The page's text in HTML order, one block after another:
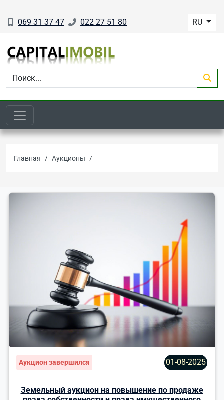
069 31 37 47 022 27 51 80 RU
Аукционы недвижимости.
Главная Аукционы
Аукцион завершился 01-08-2025
Земельный аукцион на повышение по продаже